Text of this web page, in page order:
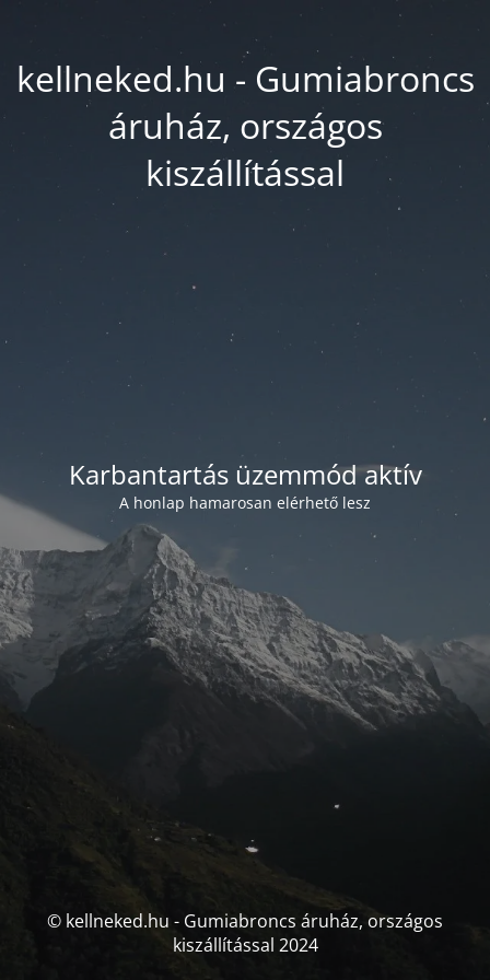
kellneked.hu - Gumiabroncs
áruház, országos
kiszállítással
Karbantartás üzemmód aktív
A honlap hamarosan elérhető lesz
© kellneked.hu - Gumiabroncs áruház, országos
kiszállítással 2024